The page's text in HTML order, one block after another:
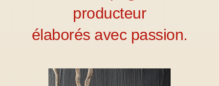
producteur
élaborés avec passion.